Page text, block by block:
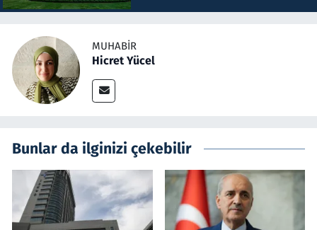
MUHABIR
Hicret Yücel
Bunlar da ilginizi çekebilir